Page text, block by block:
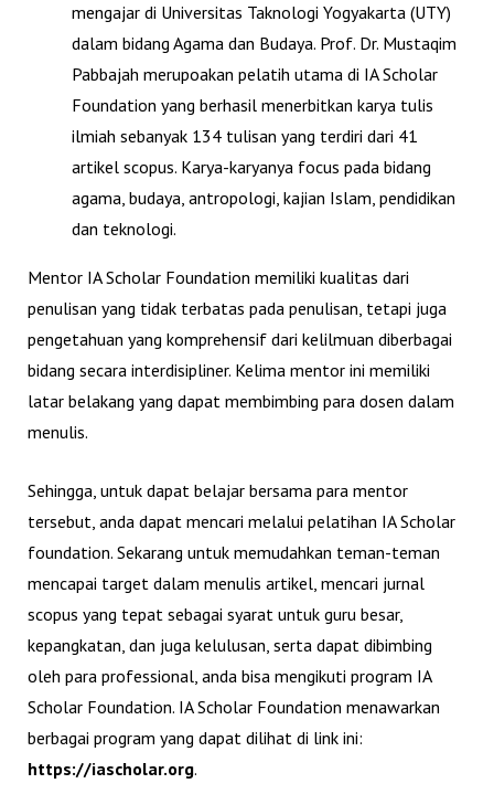
mengajar di Universitas Taknologi Yogyakarta (UTY)
dalam bidang Agama dan Budaya. Prof. Dr. Mustaqim
Pabbajah merupoakan pelatih utama di IA Scholar
Foundation yang berhasil menerbitkan karya tulis
ilmiah sebanyak 134 tulisan yang terdiri dari 41
artikel scopus. Karya-karyanya focus pada bidang
agama, budaya, antropologi, kajian Islam, pendidikan
dan teknologi.
Mentor IA Scholar Foundation memiliki kualitas dari
penulisan yang tidak terbatas pada penulisan, tetapi juga
pengetahuan yang komprehensif dari kelilmuan diberbagai
bidang secara interdisipliner. Kelima mentor ini memiliki
latar belakang yang dapat membimbing para dosen dalam
menulis.
Sehingga, untuk dapat belajar bersama para mentor
tersebut, anda dapat mencari melalui pelatihan IA Scholar
foundation. Sekarang untuk memudahkan teman-teman
mencapai target dalam menulis artikel, mencari jurnal
scopus yang tepat sebagai syarat untuk guru besar,
kepangkatan, dan juga kelulusan, serta dapat dibimbing
oleh para professional, anda bisa mengikuti program IA
Scholar Foundation. IA Scholar Foundation menawarkan
berbagai program yang dapat dilihat di link ini:
https://iascholar.org.